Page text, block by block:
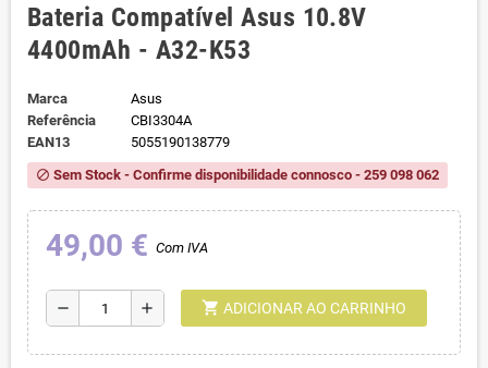
Bateria Compatível Asus 10.8V
4400mAh - A32-K53
Marca
Asus
Referência
CBI3304A
EAN13
5055190138779
block Sem Stock - Confirme disponibilidade connosco - 259 098 062
49,00 € Com IVA
remove add shopping_cart ADICIONAR AO CARRINHO